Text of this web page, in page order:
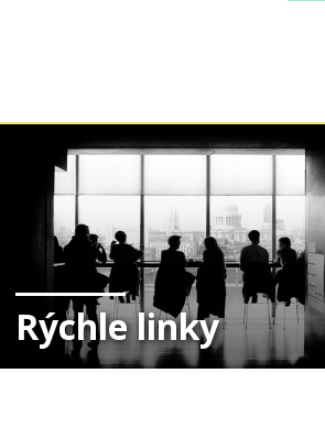
Rýchle linky